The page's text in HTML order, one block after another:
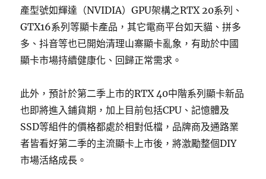
產型號如輝達（NVIDIA）GPU架構之RTX 20系列、
GTX16系列等顯卡產品，其它電商平台如天貓、拼多
多、抖音等也已開始清理山寨顯卡亂象，有助於中國
顯卡市場持續健康化、回歸正常需求。
此外，預計於第二季上市的RTX 40中階系列顯卡新品
也即將進入鋪貨期，加上目前包括CPU、記憶體及
SSD等組件的價格都處於相對低檔，品牌商及通路業
者皆看好第二季的主流顯卡上市後，將激勵整個DIY
市場活絡成長。